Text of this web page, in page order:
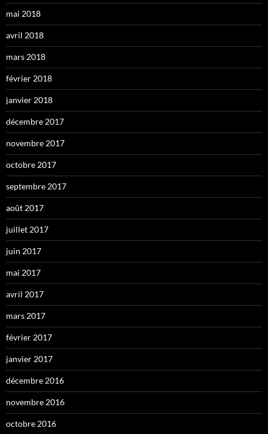
mai 2018
avril 2018
mars 2018
février 2018
janvier 2018
décembre 2017
novembre 2017
octobre 2017
septembre 2017
août 2017
juillet 2017
juin 2017
mai 2017
avril 2017
mars 2017
février 2017
janvier 2017
décembre 2016
novembre 2016
octobre 2016